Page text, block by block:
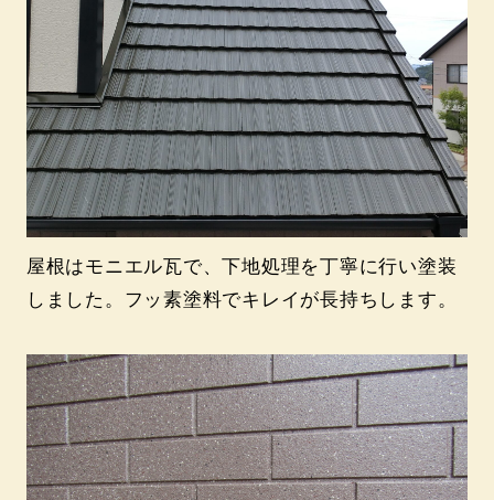
屋根はモニエル瓦で、下地処理を丁寧に行い塗装
しました。フッ素塗料でキレイが長持ちします。